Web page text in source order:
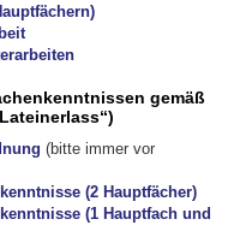
gemäß
(bitte immer vor
(2 Hauptfächer)
(1 Hauptfach und